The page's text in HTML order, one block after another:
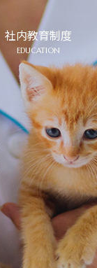
社内教育制度
EDUCATION